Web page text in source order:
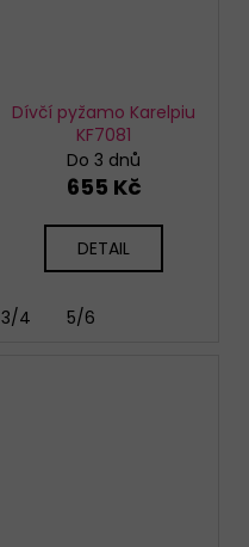
146/152
Dívčí pyžamo Karelpiu
KF7081
Do 3 dnů
655 Kč
DETAIL
3/4 5/6